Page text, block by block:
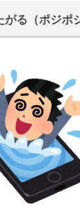
る（ポジポ